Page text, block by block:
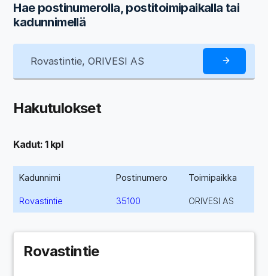
Hae postinumerolla, postitoimipaikalla tai
kadunnimellä
Hakutulokset
Kadut: 1 kpl
Kadunnimi Postinumero Toimipaikka
Rovastintie 35100 ORIVESI AS
Rovastintie